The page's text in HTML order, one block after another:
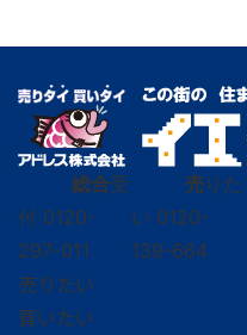
総合受
付 0120-
297-011
売りた
い 0120-
139-664
売りたい
買いたい